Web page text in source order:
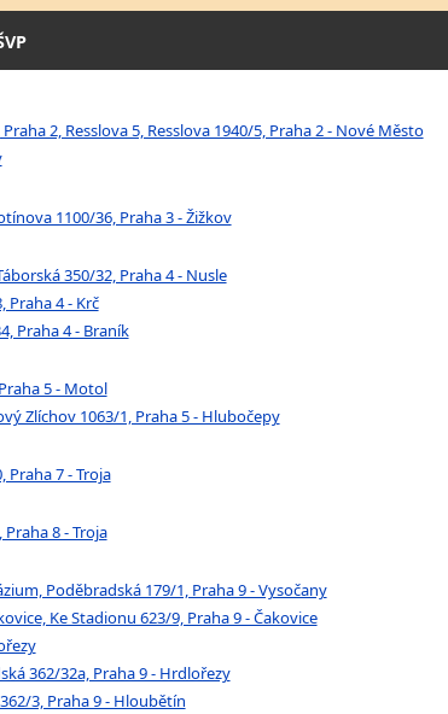
2, Resslova 5, Resslova 1940/5, Praha 2 - Nové Město
1100/36, Praha 3 - Žižkov
350/32, Praha 4 - Nusle
Praha 4 - Krč
Praha 4 - Braník
5 - Motol
Zlíchov 1063/1, Praha 5 - Hlubočepy
Praha 7 - Troja
8 - Troja
Poděbradská 179/1, Praha 9 - Vysočany
Ke Stadionu 623/9, Praha 9 - Čakovice
362/32a, Praha 9 - Hrdlořezy
3, Praha 9 - Hloubětín